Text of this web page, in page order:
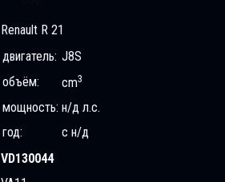
Renault R 21
двигатель: J8S
объём:
cm3
мощность: н/д л.с.
год:
с н/д
VD130044